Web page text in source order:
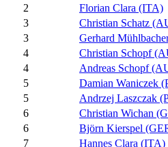
2
Florian Clara (ITA)
3
Christian Schatz
3
Gerhard
4
Christian Schopf
4
Andreas Schopf
5
Damian Waniczek
5
Andrzej Laszczak
6
Christian Wichan
6
Björn Kierspel
7
Hannes Clara (ITA)